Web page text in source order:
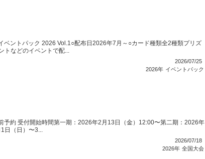
ントパック 2026 Vol.1○配布日2026年7月～○カード種類全2種類プリズ
トなどのイベントで配...
2026/07/25
2026年 イベントパック
約 受付開始時間第一期：2026年2月13日（金）12:00〜第二期：2026年
（日）〜3...
2026/07/18
2026年 全国大会